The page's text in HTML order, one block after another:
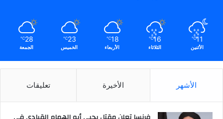
11
℃
الأثنين
16
℃
الثلاثاء
18
℃
الأربعاء
23
℃
الخميس
28
℃
الجمعة
الأشهر الأخيرة تعليقات